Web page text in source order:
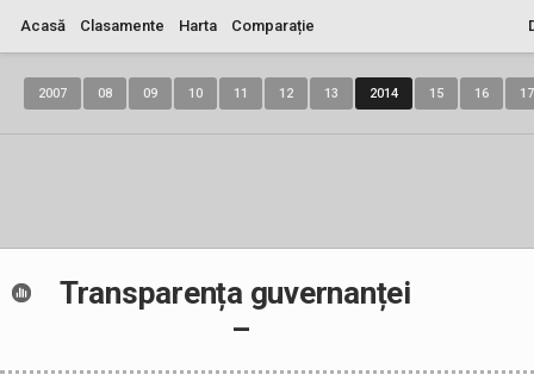
Acasă Clasamente Harta Comparație
2007 08 09 10 11 12 13 2014 15 16 17
Transparența guvernanței
–